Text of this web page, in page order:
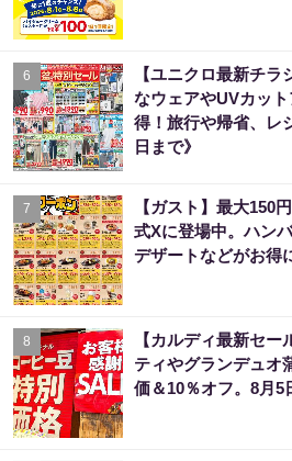
6
【ユニクロ最新チ
なウェアやUVカッ
得！旅行や帰省、レ
日まで》
7
【ガスト】最大150
式Xに登場中。ハン
デザートなどがお得
8
【カルディ最新セ
ティやグランデュオ
価＆10％オフ。8月5